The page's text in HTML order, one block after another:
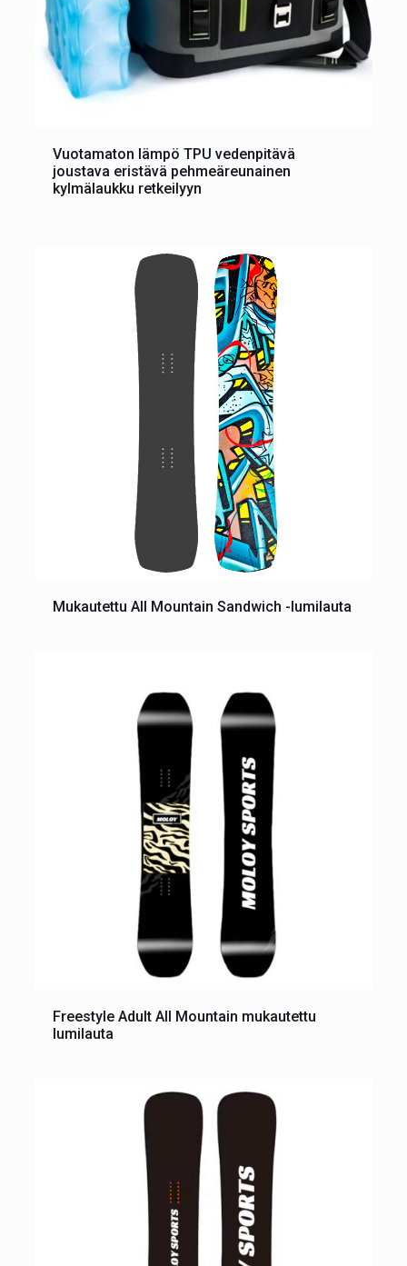
Vuotamaton lämpö TPU vedenpitävä
joustava eristävä pehmeäreunainen
kylmälaukku retkeilyyn
Mukautettu All Mountain Sandwich -lumilauta
Freestyle Adult All Mountain mukautettu
lumilauta